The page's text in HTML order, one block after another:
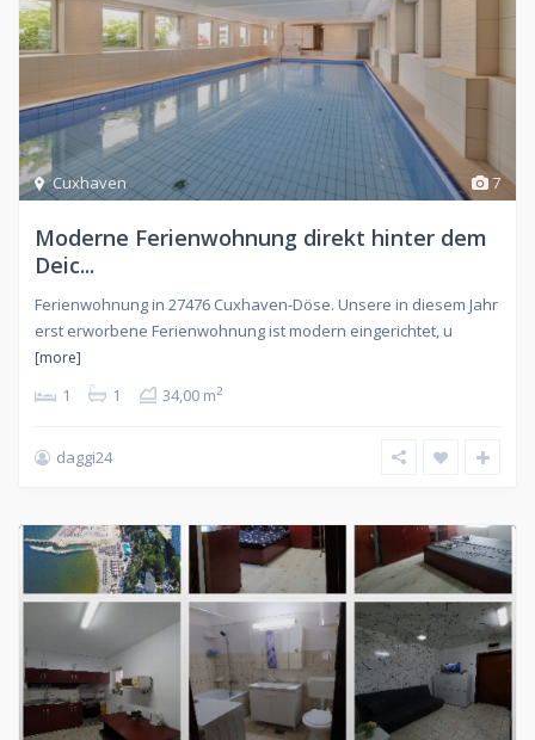
7
Cuxhaven
Moderne Ferienwohnung direkt hinter dem
Deic...
Ferienwohnung in 27476 Cuxhaven-Döse. Unsere in diesem Jahr
erst erworbene Ferienwohnung ist modern eingerichtet, u
[more]
1 1 34,00 m2
daggi24